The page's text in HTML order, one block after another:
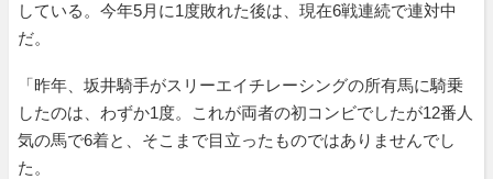
している。今年5月に1度敗れた後は、現在6戦連続で連対中
だ。
「昨年、坂井騎手がスリーエイチレーシングの所有馬に騎乗
したのは、わずか1度。これが両者の初コンビでしたが12番人
気の馬で6着と、そこまで目立ったものではありませんでし
た。